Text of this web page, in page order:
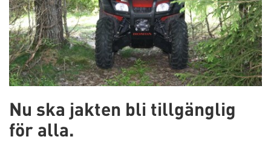
Nu ska jakten bli tillgänglig
för alla.